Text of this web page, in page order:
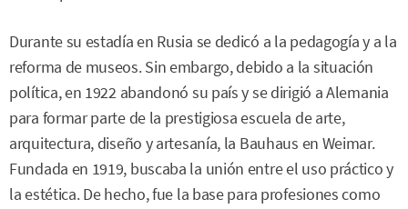
Durante su estadía en Rusia se dedicó a la pedagogía y a la
reforma de museos. Sin embargo, debido a la situación
política, en 1922 abandonó su país y se dirigió a Alemania
para formar parte de la prestigiosa escuela de arte,
arquitectura, diseño y artesanía, la Bauhaus en Weimar.
Fundada en 1919, buscaba la unión entre el uso práctico y
la estética. De hecho, fue la base para profesiones como